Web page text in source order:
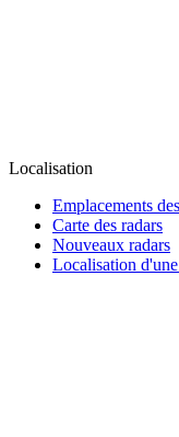
Localisation
Emplacements
Carte des radars
Nouveaux radars
Localisation